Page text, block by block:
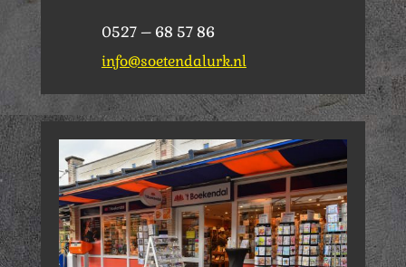
0527 – 68 57 86
info@soetendalurk.nl